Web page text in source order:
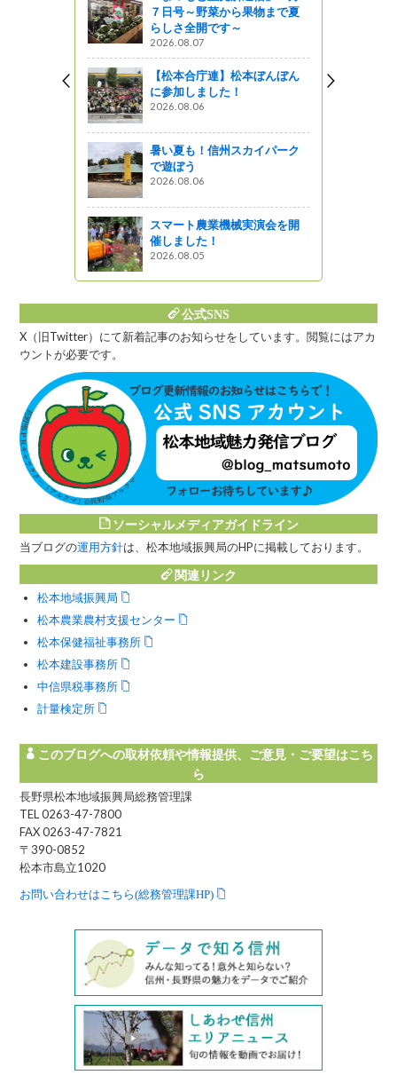
７日号～野菜から果物まで夏
らしさ全開です～
2026.08.07
【松本合庁連】松本ぼんぼん
に参加しました！
2026.08.06
暑い夏も！信州スカイパーク
で遊ぼう
2026.08.06
スマート農業機械実演会を開
催しました！
2026.08.05
公式SNS
X（旧Twitter）にて新着記事のお知らせをしています。閲覧にはアカ
ウントが必要です。
ソーシャルメディアガイドライン
当ブログの運用方針は、松本地域振興局のHPに掲載しております。
関連リンク
松本地域振興局
松本農業農村支援センター
松本保健福祉事務所
松本建設事務所
中信県税事務所
計量検定所
このブログへの取材依頼や情報提供、ご意見・ご要望はこち
ら
長野県松本地域振興局総務管理課
TEL 0263-47-7800
FAX 0263-47-7821
〒390-0852
松本市島立1020
お問い合わせはこちら(総務管理課HP)